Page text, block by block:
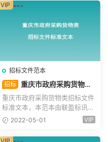
招标文件范本
招标 重庆市政府采购货物类
招标文件标准文本
重庆市政府采购货物类招标文件
标准文本，本范本由联盈标讯整
理，免费提供给各位学...
2022-05-01 VIP
VIP